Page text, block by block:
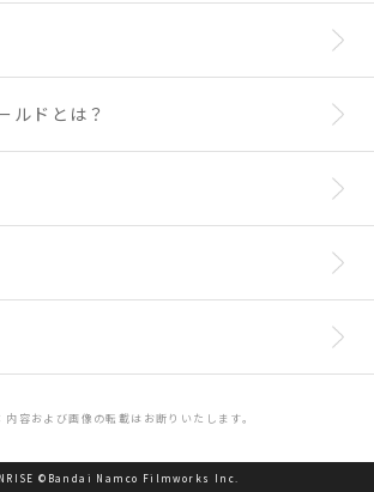
ルドとは？
内容および画像の転載はお断りいたします。
©Bandai Namco Filmworks Inc.